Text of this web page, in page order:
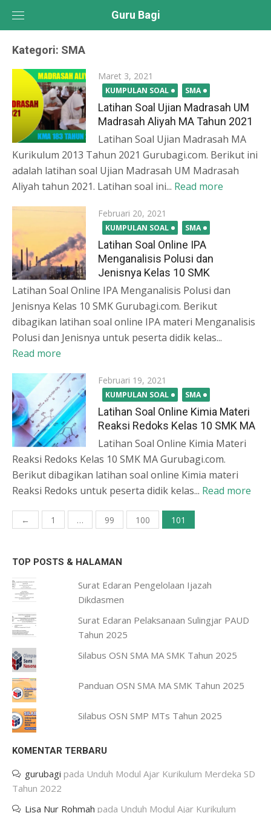
Guru Bagi
Kategori: SMA
Posted
on
Maret 3, 2021
KUMPULAN SOAL SMA
Latihan Soal Ujian Madrasah UM
Madrasah Aliyah MA Tahun 2021
Latihan Soal Ujian Madrasah MA
Kurikulum 2013 Tahun 2021 Gurubagi.com. Berikut ini
adalah latihan soal Ujian Madrasah UM Madrasah
Aliyah tahun 2021. Latihan soal ini... Read more
Posted
on
Februari 20, 2021
KUMPULAN SOAL SMA
Latihan Soal Online IPA
Menganalisis Polusi dan
Jenisnya Kelas 10 SMK
Latihan Soal Online IPA Menganalisis Polusi dan
Jenisnya Kelas 10 SMK Gurubagi.com. Berikut
dibagikan latihan soal online IPA materi Menganalisis
Polusi dan Jenisnya untuk peserta didik kelas...
Read more
Posted
on
Februari 19, 2021
KUMPULAN SOAL SMA
Latihan Soal Online Kimia Materi
Reaksi Redoks Kelas 10 SMK MA
Latihan Soal Online Kimia Materi
Reaksi Redoks Kelas 10 SMK MA Gurubagi.com.
Berikut dibagikan latihan soal online Kimia materi
Reaksi Redoks untuk peserta didik kelas... Read more
Paginasi
← 1 … 99 100 101
TOP POSTS & HALAMAN
Surat Edaran Pengelolaan Ijazah
Dikdasmen
Surat Edaran Pelaksanaan Sulingjar PAUD
Tahun 2025
Silabus OSN SMA MA SMK Tahun 2025
Panduan OSN SMA MA SMK Tahun 2025
Silabus OSN SMP MTs Tahun 2025
KOMENTAR TERBARU
gurubagi pada Unduh Modul Ajar Kurikulum Merdeka SD
Tahun 2022
Lisa Nur Rohmah pada Unduh Modul Ajar Kurikulum